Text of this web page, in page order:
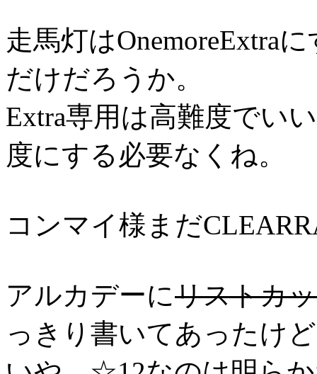
走馬灯はOnemoreExtra
だけだろうか。
Extra専用は高難度でい
度にする必要なくね。
コンマイ様まだ
アルカデーにリストカ
っきり書いてあったけ